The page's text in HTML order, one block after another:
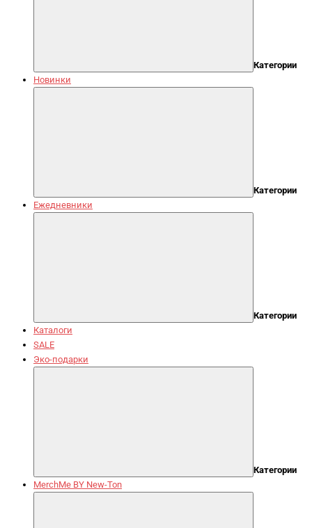
Категории
Новинки
Категории
Ежедневники
Категории
Каталоги
SALE
Эко-подарки
Категории
MerchMe BY New-Ton